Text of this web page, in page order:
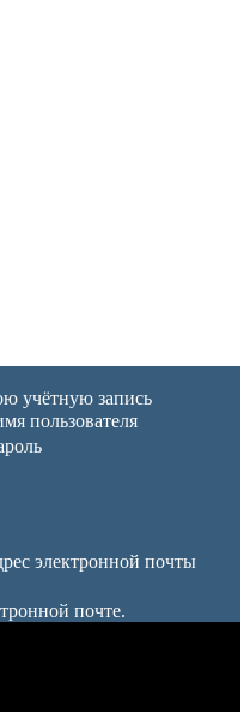
учётную запись
пользователя
электронной почты
почте.